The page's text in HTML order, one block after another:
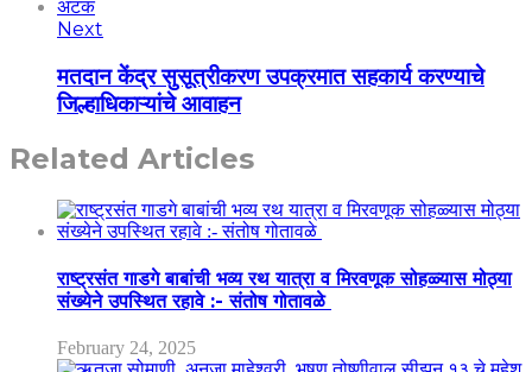
Next
मतदान केंद्र सुसूत्रीकरण उपक्रमात सहकार्य करण्याचे
जिल्हाधिकाऱ्यांचे आवाहन
Related Articles
राष्ट्रसंत गाडगे बाबांची भव्य रथ यात्रा व मिरवणूक सोहळ्यास मोठ्या
संख्येने उपस्थित रहावे :- संतोष गोतावळे
February 24, 2025